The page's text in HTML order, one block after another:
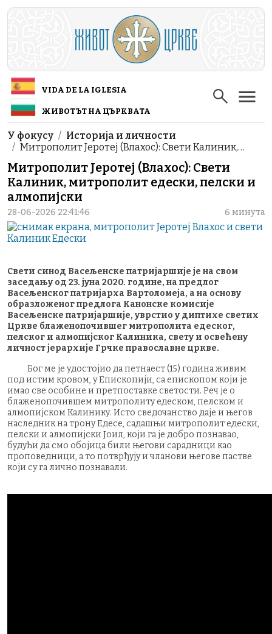
Skip to main content
VIDA DE LA IGLESIA
ЖИВОТЪТ НА ЦЪРКВАТА
Breadcrumb
У фокусу
Историја и личности
Митрополит Јеротеј (Влахос): Свети Калиник,…
Митрополит Јеротеј (Влахос): Свети
Калиник, митрополит едески, пелски и
алмопијски
28-06-2026 22:41:46 6 минута
Свети синод Васељенске патријаршије је на свом
заседању од 23. јуна 2020. године, на предлог
Васељенског патријарха Вартоломеја, а на основу
образложеног предлога Канонске комисије
Васељенске патријаршије, уврстио у диптихе светих
Цркве блаженопочившег митрополита едеског,
пелског и алмопијског Калиника, свету и освећену
личност јерархије Грчке православне цркве.
Бог ме је удостојио да петнаест (15) година живим
под истим кровом, у Епископији, са епископом који је
имао све особине и претпоставке светости. Реч је о
блаженопочившем митрополиту едеском, пелском и
алмопијском Калинику. Исто сведочанство даје и његов
наследник на трону Едесе, садашњи митрополит едески,
пелски и алмопијски Јоил, који га је добро познавао,
будући да смо обојица били његови сарадници као
проповедници, а то потврђују и чланови његове пастве
који су га лично познавали.